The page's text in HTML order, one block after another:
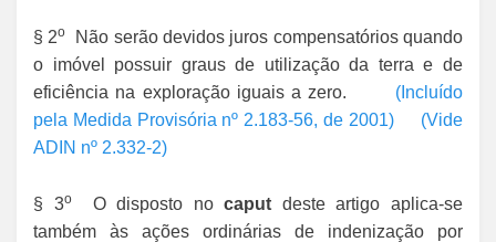
§ 2o
Não serão devidos juros compensatórios quando
o imóvel possuir graus de utilização da terra e de
eficiência na exploração iguais a zero. (Incluído
pela Medida Provisória nº 2.183-56, de 2001)
(Vide
ADIN nº 2.332-2)
§ 3oO disposto nocaput deste artigo aplica-se
também às ações ordinárias de indenização por